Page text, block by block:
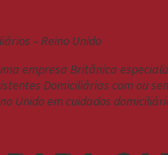
empresa Britânica
Domiciliárias com ou
Unido em cuidados